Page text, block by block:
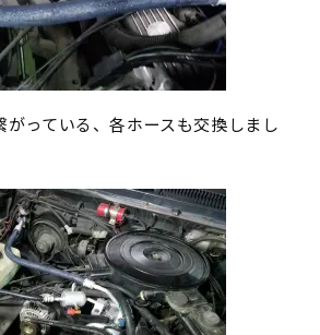
がっている、各ホースも交換しまし